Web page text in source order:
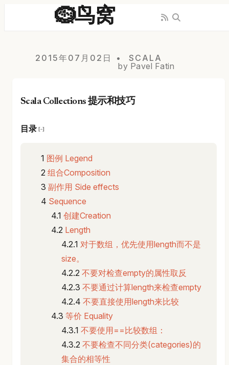
🪹鸟窝
2015年07月02日
SCALA
by Pavel Fatin
Scala Collections 提示和技巧
目录 [−]
图例 Legend
组合Composition
副作用 Side effects
Sequence
创建Creation
Length
对于数组，优先使用length而不是
size。
不要对检查empty的属性取反
不要通过计算length来检查empty
不要直接使用length来比较
等价 Equality
不要使用==比较数组：
不要检查不同分类(categories)的
集合的相等性